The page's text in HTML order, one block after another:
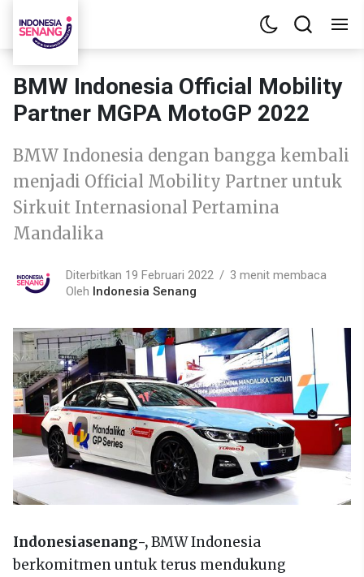
BMW Indonesia Official Mobility
Partner MGPA MotoGP 2022
BMW Indonesia dengan bangga kembali
menjadi Official Mobility Partner untuk
Sirkuit Internasional Pertamina
Mandalika
Diterbitkan 19 Februari 2022
3 menit membaca
Oleh Indonesia Senang
Indonesiasenang-,BMW Indonesia
berkomitmen untuk terus mendukung